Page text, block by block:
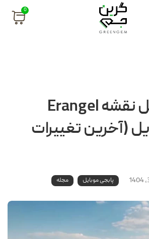
0
تحلیل کامل نقشه Erangel
(آخرین تغییرات
پابجی موبایل مجله